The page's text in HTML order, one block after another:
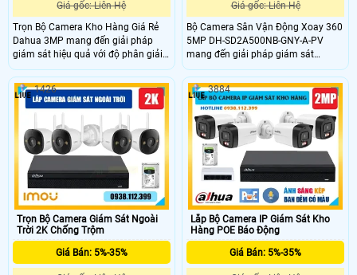
Giá gốc: Liên Hệ
Trọn Bộ Camera Kho Hàng Giá Rẻ
Dahua 3MP mang đến giải pháp
giám sát hiệu quả với độ phân giải
3MP cho hình ảnh sắc nét, độ chi
tiết cao. Nổi bật với công nghệ ánh
sáng kép thông minh IR và Warm
Light, hỗ trợ tầm nhìn ban đêm đến
30m cùng ba chế độ quan sát: hồng
ngoại, ánh sáng trắng và thông
minh, đồng thời hỗ trợ phát hiện con
người và phương tiện.
Giá gốc: Liên Hệ
Bộ Camera Sân Vận Động Xoay 360
5MP DH-SD2A500NB-GNY-A-PV
mang đến giải pháp giám sát
chuyên nghiệp với cảm biến
STARVIS™ CMOS 1/2.8 độ phân giải
5MP, cho hình ảnh sắc nét. Camera
hỗ trợ quay quét 360°, đàm thoại 2
chiều, cảnh báo chủ động bằng loa
và đèn. Công nghệ SMD 3.0, Human
Detection, IP66 giúp hoạt động ổn
định ngoài trời, phù hợp cho sân
vận động và khu vực rộng lớn.
Trọn Bộ Camera Giám Sát Ngoài
Trời 2K Chống Trộm
Giá Bán: 5%-35%
1426
Lắp Bộ Camera IP Giám Sát Kho
Hàng POE Báo Động
Giá Bán: 5%-35%
3884